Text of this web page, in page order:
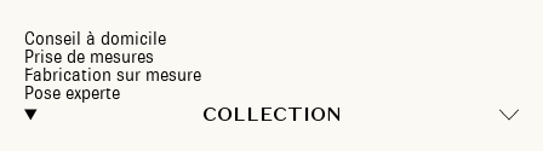
Conseil à domicile
Prise de mesures
Fabrication sur mesure
Pose experte
COLLECTION